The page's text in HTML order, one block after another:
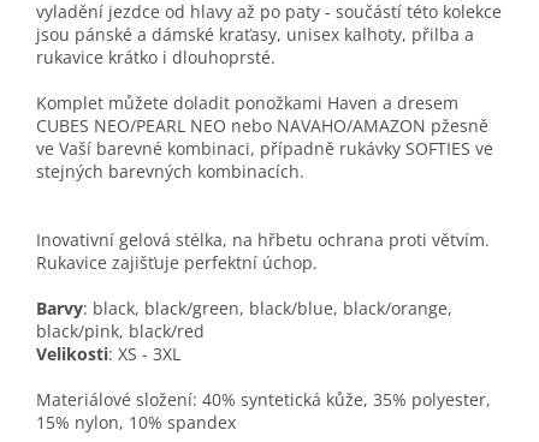
vyladění jezdce od hlavy až po paty - součástí této kolekce
jsou pánské a dámské kraťasy, unisex kalhoty, přilba a
rukavice krátko i dlouhoprsté.
Komplet můžete doladit ponožkami Haven a dresem
CUBES NEO/PEARL NEO nebo NAVAHO/AMAZON pžesně
ve Vaší barevné kombinaci, případně rukávky SOFTIES ve
stejných barevných kombinacích.
Inovativní gelová stélka, na hřbetu ochrana proti větvím.
Rukavice zajišťuje perfektní úchop.
Barvy: black, black/green, black/blue, black/orange,
black/pink, black/red
Velikosti: XS - 3XL
Materiálové složení: 40% syntetická kůže, 35% polyester,
15% nylon, 10% spandex